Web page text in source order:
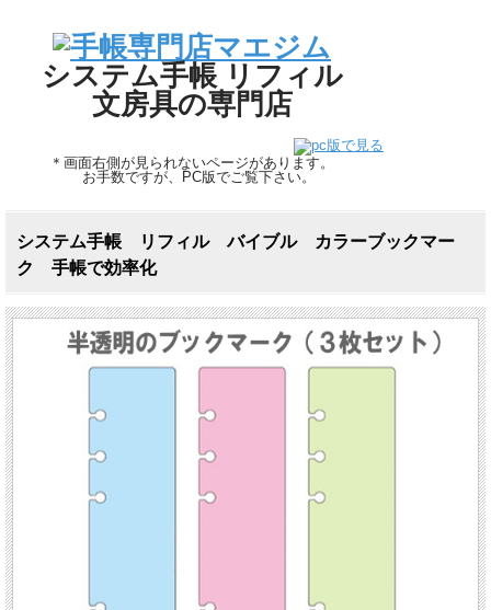
システム手帳 リフィル
文房具の専門店
＊画面右側が見られないページがあります。
お手数ですが、PC版でご覧下さい。
システム手帳 リフィル バイブル カラーブックマー
ク 手帳で効率化